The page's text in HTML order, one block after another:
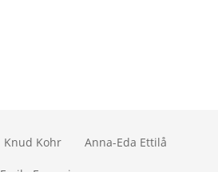
Knud Kohr Anna-Eda Ettilå